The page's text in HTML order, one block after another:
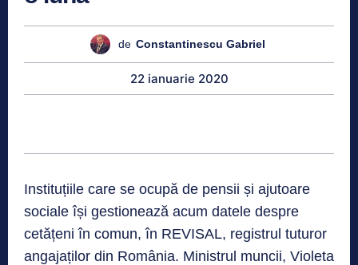
de Constantinescu Gabriel
22 ianuarie 2020
Instituțiile care se ocupă de pensii și ajutoare
sociale își gestionează acum datele despre
cetățeni în comun, în REVISAL, registrul tuturor
angajaților din România. Ministrul muncii, Violeta